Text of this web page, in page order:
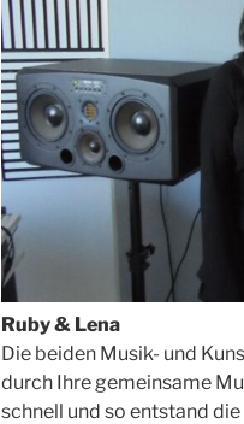
Ruby & Lena
Die beiden Musik- und
durch Ihre gemeinsame
schnell und so entstand